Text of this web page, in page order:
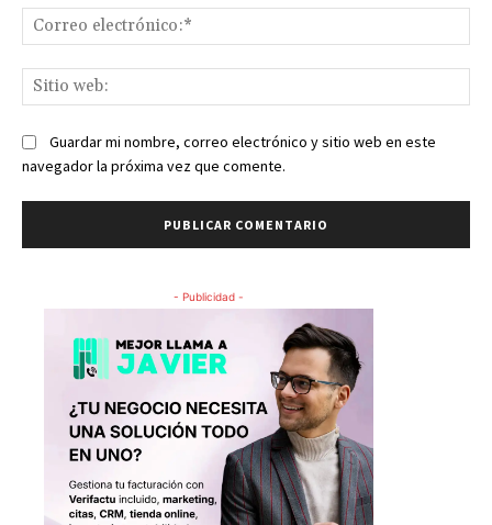
Guardar mi nombre, correo electrónico y sitio web en este
navegador la próxima vez que comente.
- Publicidad -